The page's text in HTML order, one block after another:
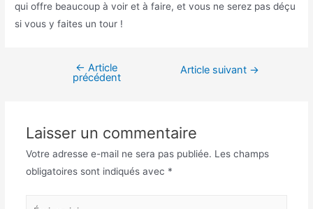
qui offre beaucoup à voir et à faire, et vous ne serez pas déçu
si vous y faites un tour !
Navigation
← Article
précédent
Article suivant →
Laisser un commentaire
Votre adresse e-mail ne sera pas publiée. Les champs
obligatoires sont indiqués avec *
Écrivez